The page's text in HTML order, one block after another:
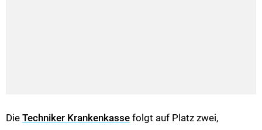
Die Techniker Krankenkasse folgt auf Platz zwei,